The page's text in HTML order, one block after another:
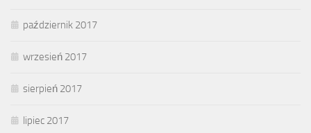
październik 2017
wrzesień 2017
sierpień 2017
lipiec 2017